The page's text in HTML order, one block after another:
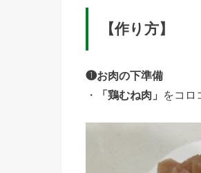
【作り方】
❶お肉の下準備
・
「鶏むね肉」 をコロ